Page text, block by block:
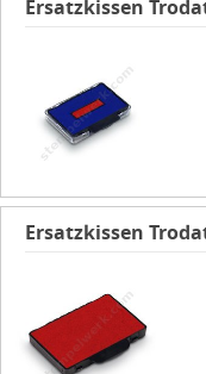
Ersatzkissen
Ersatzkissen